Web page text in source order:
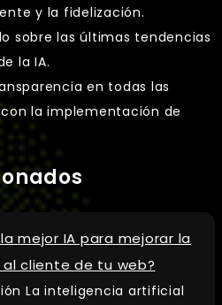
y la fidelización.
sobre las últimas tendencias
la IA.
en todas las
la implementación de
mejor IA para mejorar la
cliente de tu web?
La inteligencia artificial